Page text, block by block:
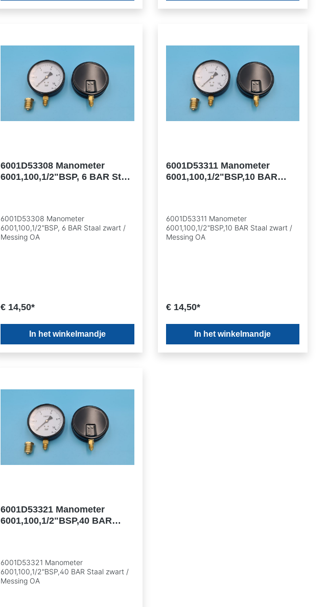
6001D53308 Manometer
6001,100,1/2"BSP, 6 BAR Staal
6001D53308 Manometer
6001,100,1/2"BSP, 6 BAR Staal zwart /
Messing OA
€ 14,50*
In het winkelmandje
6001D53311 Manometer
6001,100,1/2"BSP,10 BAR
6001D53311 Manometer
6001,100,1/2"BSP,10 BAR Staal zwart /
Messing OA
€ 14,50*
In het winkelmandje
6001D53321 Manometer
6001,100,1/2"BSP,40 BAR
6001D53321 Manometer
6001,100,1/2"BSP,40 BAR Staal zwart /
Messing OA